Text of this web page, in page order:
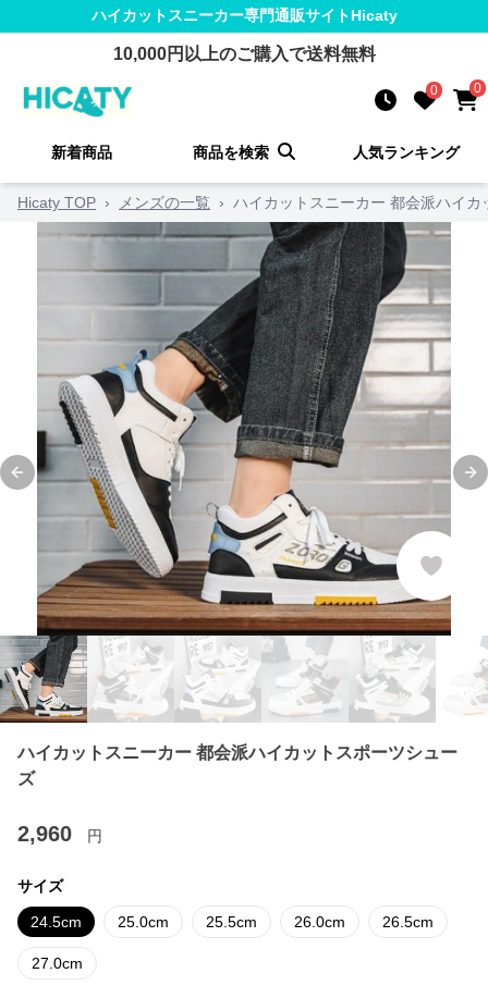
ハイカットスニーカー専門通販サイトHicaty
10,000円以上のご購入で送料無料
0 0
新着商品 商品を検索 人気ランキング
Hicaty TOP › メンズの一覧 › ハイカットスニーカー 都会派ハイカ
Previous slide
ハイカットスニーカー 都会派ハイカットスポーツシュー
ズ
2,960 円
サイズ
24.5cm 25.0cm 25.5cm 26.0cm 26.5cm
27.0cm